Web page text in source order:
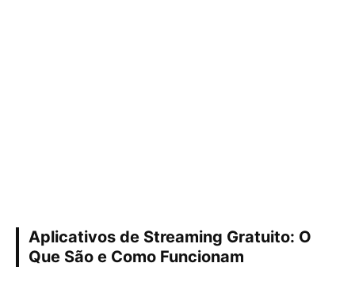
Aplicativos de Streaming Gratuito: O
Que São e Como Funcionam